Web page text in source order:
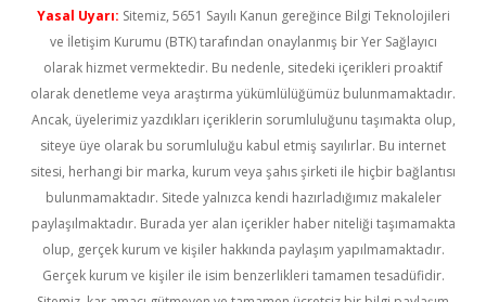
Yasal Uyarı: Sitemiz, 5651 Sayılı Kanun gereğince Bilgi Teknolojileri
ve İletişim Kurumu (BTK) tarafından onaylanmış bir Yer Sağlayıcı
olarak hizmet vermektedir. Bu nedenle, sitedeki içerikleri proaktif
olarak denetleme veya araştırma yükümlülüğümüz bulunmamaktadır.
Ancak, üyelerimiz yazdıkları içeriklerin sorumluluğunu taşımakta olup,
siteye üye olarak bu sorumluluğu kabul etmiş sayılırlar. Bu internet
sitesi, herhangi bir marka, kurum veya şahıs şirketi ile hiçbir bağlantısı
bulunmamaktadır. Sitede yalnızca kendi hazırladığımız makaleler
paylaşılmaktadır. Burada yer alan içerikler haber niteliği taşımamakta
olup, gerçek kurum ve kişiler hakkında paylaşım yapılmamaktadır.
Gerçek kurum ve kişiler ile isim benzerlikleri tamamen tesadüfidir.